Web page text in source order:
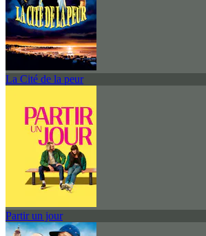
La Cité de la peur
Partir un jour